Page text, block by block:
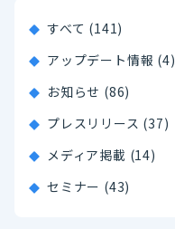
すべて (141)
アップデート情報 (4)
お知らせ (86)
プレスリリース (37)
メディア掲載 (14)
セミナー (43)